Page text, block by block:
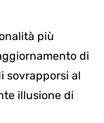
più
di
sovrapporsi al
illusione di